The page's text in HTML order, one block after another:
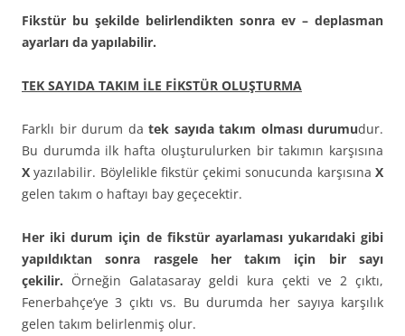
Fikstür bu şekilde belirlendikten sonra ev – deplasman
ayarları da yapılabilir.
TEK SAYIDA TAKIM İLE FİKSTÜR OLUŞTURMA
Farklı bir durum da tek sayıda takım olması durumudur.
Bu durumda ilk hafta oluşturulurken bir takımın karşısına
Xyazılabilir. Böylelikle fikstür çekimi sonucunda karşısınaX
gelen takım o haftayı bay geçecektir.
Her iki durum için de fikstür ayarlaması yukarıdaki gibi
yapıldıktan sonra rasgele her takım için bir sayı
çekilir. Örneğin Galatasaray geldi kura çekti ve 2 çıktı,
Fenerbahçe’ye 3 çıktı vs. Bu durumda her sayıya karşılık
gelen takım belirlenmiş olur.